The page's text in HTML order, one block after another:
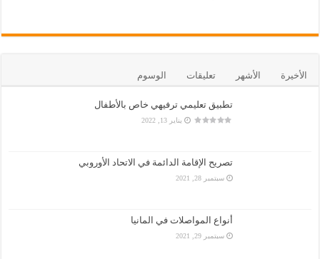
الأخيرة الأشهر تعليقات الوسوم
تطبيق تعليمي ترفيهي خاص بالأطفال
يناير 13, 2022
تصريح الإقامة الدائمة في الاتحاد الأوروبي
سبتمبر 28, 2021
أنواع المواصلات في المانيا
سبتمبر 29, 2021